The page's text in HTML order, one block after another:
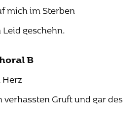
mich im Sterben
geschehn.
B
verhassten Gruft und gar des